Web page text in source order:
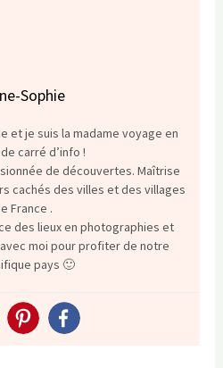
Sophie
et je suis la madame voyage en
carré d’info !
de découvertes. Maîtrise
cachés des villes et des villages
France .
des lieux en photographies et
moi pour profiter de notre
pays 🙂